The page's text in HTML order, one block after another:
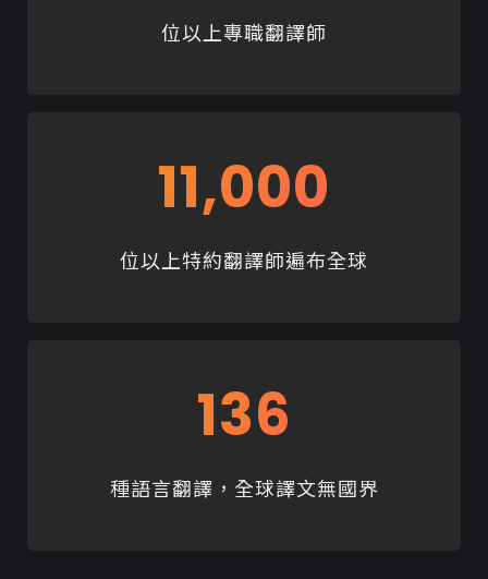
位以上專職翻譯師
11,000
位以上特約翻譯師遍布全球
136
種語言翻譯，全球譯文無國界